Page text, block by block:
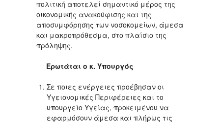
πολιτική αποτελεί σημαντικό μέρος της
οικονομικής ανακούφισης και της
αποσυμφόρησης των νοσοκομείων, άμεσα
και μακροπρόθεσμα, στο πλαίσιο της
πρόληψης.
Ερωτάται ο κ. Υπουργός
Σε ποιες ενέργειες προέβησαν οι
Υγειονομικές Περιφέρειες και το
υπουργείο Υγείας, προκειμένου να
εφαρμόσουν άμεσα και πλήρως τις